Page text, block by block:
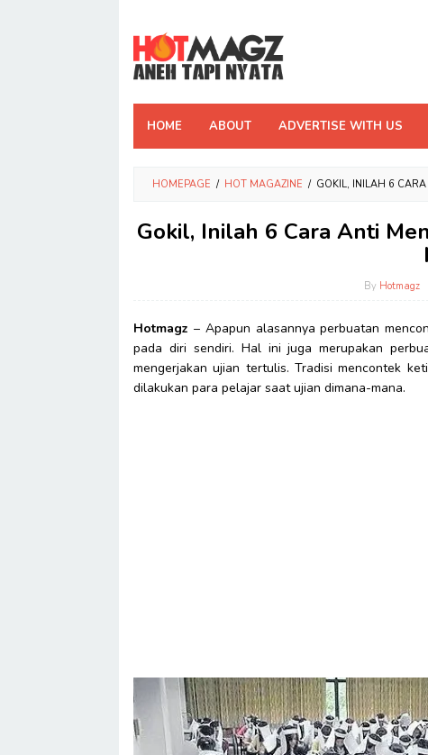
content
HOME ABOUT ADVERTISE WITH US
HOMEPAGE / HOT MAGAZINE / GOKIL, INILAH 6
Gokil, Inilah 6 Cara Anti
By Hotmagz
Hotmagz – Apapun alasannya perbuatan
pada diri sendiri. Hal ini juga merupakan
mengerjakan ujian tertulis. Tradisi mencontek
dilakukan para pelajar saat ujian dimana-mana.